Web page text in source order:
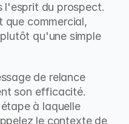
l'esprit du prospect.
commercial,
qu'une simple
de relance
son efficacité.
à laquelle
le contexte de